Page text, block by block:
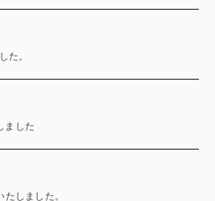
た。
ました
しました。